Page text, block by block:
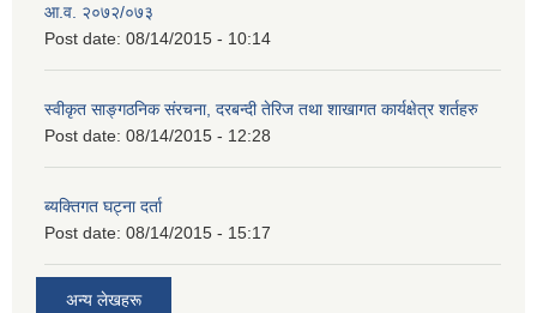
आ.व. २०७२/०७३
Post date: 08/14/2015 - 10:14
स्वीकृत साङ्गठनिक संरचना, दरबन्दी तेरिज तथा शाखागत कार्यक्षेत्र शर्तहरु
Post date: 08/14/2015 - 12:28
ब्यक्तिगत घट्ना दर्ता
Post date: 08/14/2015 - 15:17
अन्य लेखहरू